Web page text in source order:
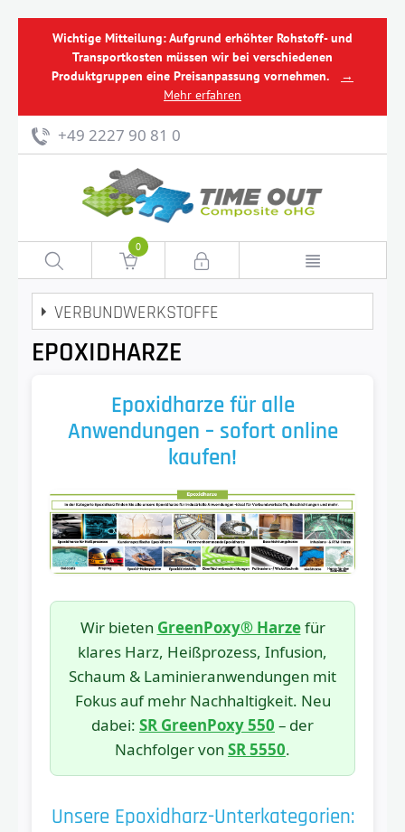
Wichtige Mitteilung: Aufgrund erhöhter Rohstoff- und
Transportkosten müssen wir bei verschiedenen
Produktgruppen eine Preisanpassung vornehmen.
→
Mehr erfahren
+49 2227 90 81 0
0
VERBUNDWERKSTOFFE
EPOXIDHARZE
Epoxidharze für alle
Anwendungen – sofort online
kaufen!
Wir bieten GreenPoxy® Harzefür
klares Harz, Heißprozess, Infusion,
Schaum & Laminieranwendungen mit
Fokus auf mehr Nachhaltigkeit. Neu
dabei: SR GreenPoxy 550 – der
Nachfolger von SR 5550.
Unsere Epoxidharz-Unterkategorien: